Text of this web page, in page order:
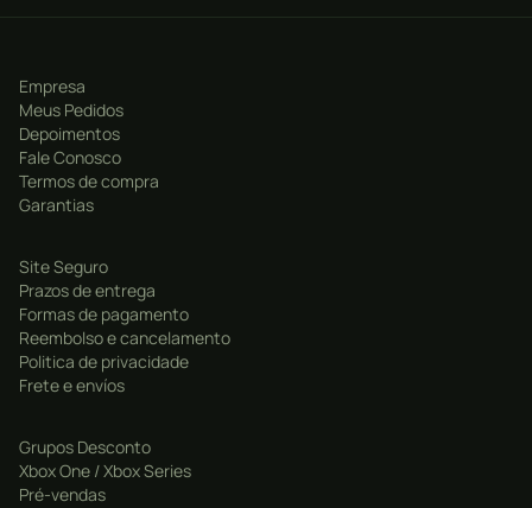
Empresa
Meus Pedidos
Depoimentos
Fale Conosco
Termos de compra
Garantias
Site Seguro
Prazos de entrega
Formas de pagamento
Reembolso e cancelamento
Politica de privacidade
Frete e envíos
Grupos Desconto
Xbox One / Xbox Series
Pré-vendas